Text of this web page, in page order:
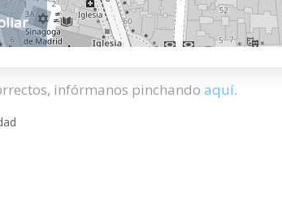
infórmanos pinchando aquí.